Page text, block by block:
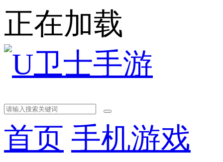
正在加载
首页 手机游戏